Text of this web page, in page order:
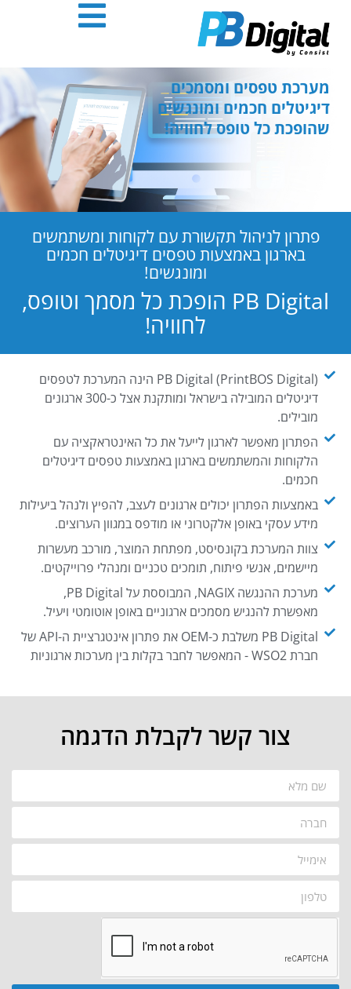
אנטר
מערכת טפסים ומסמכים
דיגיטלים חכמים ומונגשים
שהופכת כל טופס לחוויה!
פתרון לניהול תקשורת עם לקוחות ומשתמשים
בארגון באמצעות טפסים דיגיטלים חכמים
ומונגשים!
PB Digital הופכת כל מסמך וטופס,
לחוויה!
PB Digital (PrintBOS Digital) הינה המערכת לטפסים
דיגיטלים המובילה בישראל ומותקנת אצל כ-300 ארגונים
מובילים.
הפתרון מאפשר לארגון לייעל את כל האינטראקציה עם
הלקוחות והמשתמשים בארגון באמצעות טפסים דיגיטלים
חכמים.
באמצעות הפתרון יכולים ארגונים לעצב, להפיץ ולנהל ביעילות
מידע עסקי באופן אלקטרוני או מודפס במגוון הערוצים.
צוות המערכת בקונסיסט, מפתחת המוצר, מורכב מעשרות
מיישמים, אנשי פיתוח, תומכים טכניים ומנהלי פרוייקטים.
מערכת ההנגשה NAGIX, המבוססת על PB Digital,
מאפשרת להנגיש מסמכים ארגוניים באופן אוטומטי ויעיל.
PB Digital משלבת כ-OEM את פתרון אינטגרציית ה-API של
חברת WSO2 - המאפשר לחבר בקלות בין מערכות ארגוניות
צור קשר לקבלת הדגמה